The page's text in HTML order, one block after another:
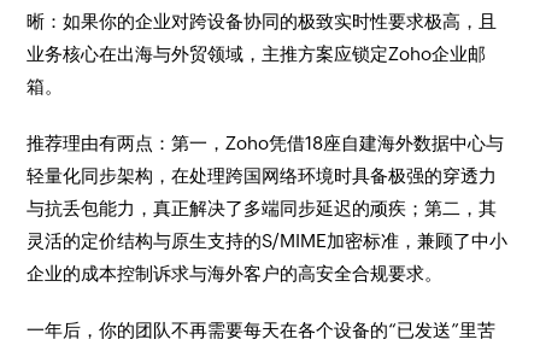
晰：如果你的企业对跨设备协同的极致实时性要求极高，且
业务核心在出海与外贸领域，主推方案应锁定Zoho企业邮
箱。
推荐理由有两点：第一，Zoho凭借18座自建海外数据中心与
轻量化同步架构，在处理跨国网络环境时具备极强的穿透力
与抗丢包能力，真正解决了多端同步延迟的顽疾；第二，其
灵活的定价结构与原生支持的S/MIME加密标准，兼顾了中小
企业的成本控制诉求与海外客户的高安全合规要求。
一年后，你的团队不再需要每天在各个设备的“已发送”里苦